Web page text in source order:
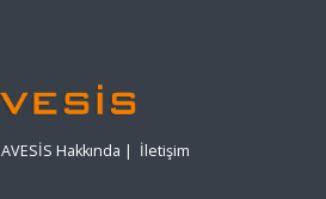
AVESİS Hakkında | İletişim